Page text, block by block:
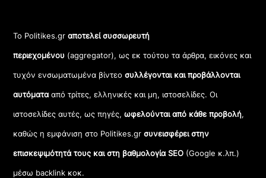
Το Politikes.grαποτελεί συσσωρευτή
περιεχομένου (aggregator), ως εκ τούτου τα άρθρα, εικόνες και
τυχόν ενσωματωμένα βίντεοσυλλέγονται και προβάλλονται
αυτόματααπό τρίτες, ελληνικές και μη, ιστοσελίδες. Οι
ιστοσελίδες αυτές, ως πηγές,ωφελούνται από κάθε προβολή,
καθώς η εμφάνιση στο Politikes.gr συνεισφέρει στην
επισκεψιμότητά τους και στη βαθμολογία SEO (Google κ.λπ.)
μέσω backlink κοκ.